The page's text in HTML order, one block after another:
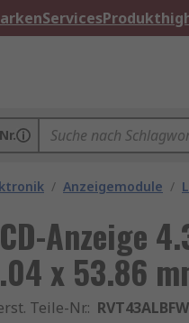
Services
/ Anzeigemodule /
Anzeige
x 53.86
Teile-Nr.: